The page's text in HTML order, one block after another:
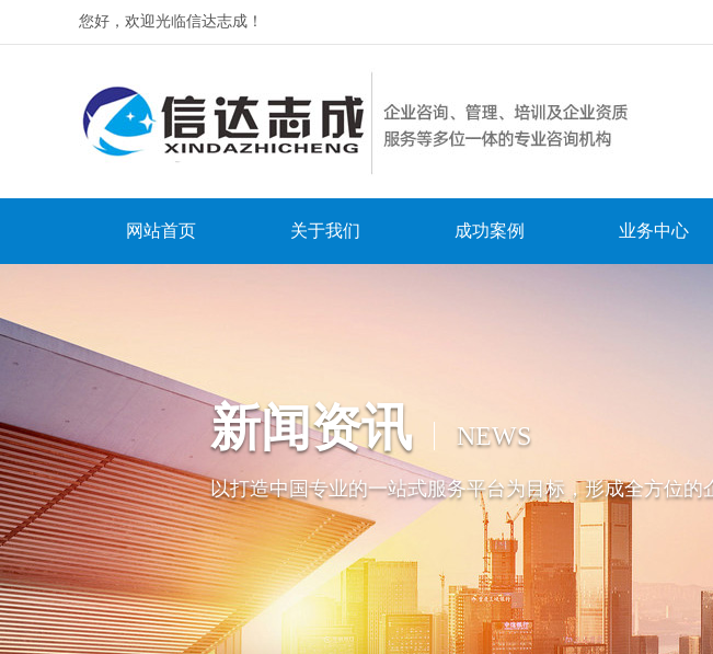
您好，欢迎光临信达志成！
网站首页 关于我们 成功案例 业务中心
新闻资讯 NEWS
以打造中国专业的一站式服务平台为目标，形成全方位